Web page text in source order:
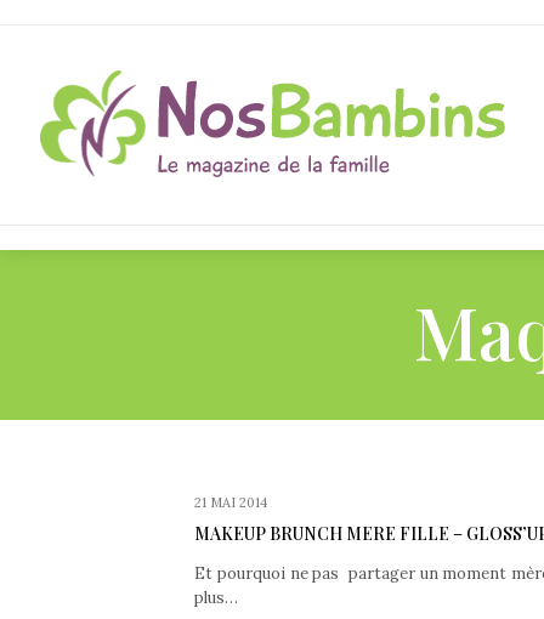
21 MAI 2014
MAKEUP BRUNCH MERE FILLE –
Et pourquoi ne pas partager un moment
plus…